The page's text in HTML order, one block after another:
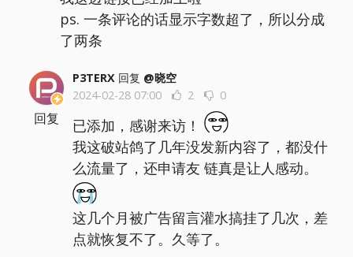
ps. 一条评论的话显示字数超了，所以分成
了两条
P3TERX 回复 @晓空
2024-02-28 07:00
2 0
已添加，感谢来访！
我这破站鸽了几年没发新内容了，都没什
么流量了，还申请友 链真是让人感动。
这几个月被广告留言灌水搞挂了几次，差
点就恢复不了。久等了。
回复